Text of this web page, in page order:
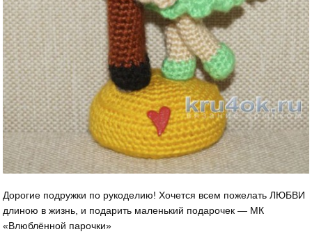
Дорогие подружки по рукоделию! Хочется всем пожелать ЛЮБВИ
длиною в жизнь, и подарить маленький подарочек — МК
«Влюблённой парочки»